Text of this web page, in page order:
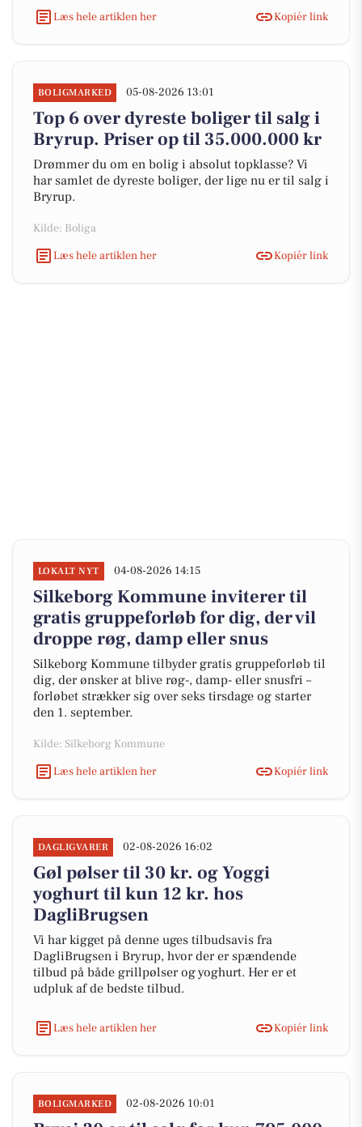
Læs hele artiklen her
Kopiér link
BOLIGMARKED 05-08-2026 13:01
Top 6 over dyreste boliger til salg i
Bryrup. Priser op til 35.000.000 kr
Drømmer du om en bolig i absolut topklasse? Vi
har samlet de dyreste boliger, der lige nu er til salg i
Bryrup.
Kilde: Boliga
Læs hele artiklen her
Kopiér link
LOKALT NYT 04-08-2026 14:15
Silkeborg Kommune inviterer til
gratis gruppeforløb for dig, der vil
droppe røg, damp eller snus
Silkeborg Kommune tilbyder gratis gruppeforløb til
dig, der ønsker at blive røg-, damp- eller snusfri –
forløbet strækker sig over seks tirsdage og starter
den 1. september.
Kilde: Silkeborg Kommune
Læs hele artiklen her
Kopiér link
DAGLIGVARER 02-08-2026 16:02
Gøl pølser til 30 kr. og Yoggi
yoghurt til kun 12 kr. hos
DagliBrugsen
Vi har kigget på denne uges tilbudsavis fra
DagliBrugsen i Bryrup, hvor der er spændende
tilbud på både grillpølser og yoghurt. Her er et
udpluk af de bedste tilbud.
Læs hele artiklen her Kopiér link
BOLIGMARKED 02-08-2026 10:01